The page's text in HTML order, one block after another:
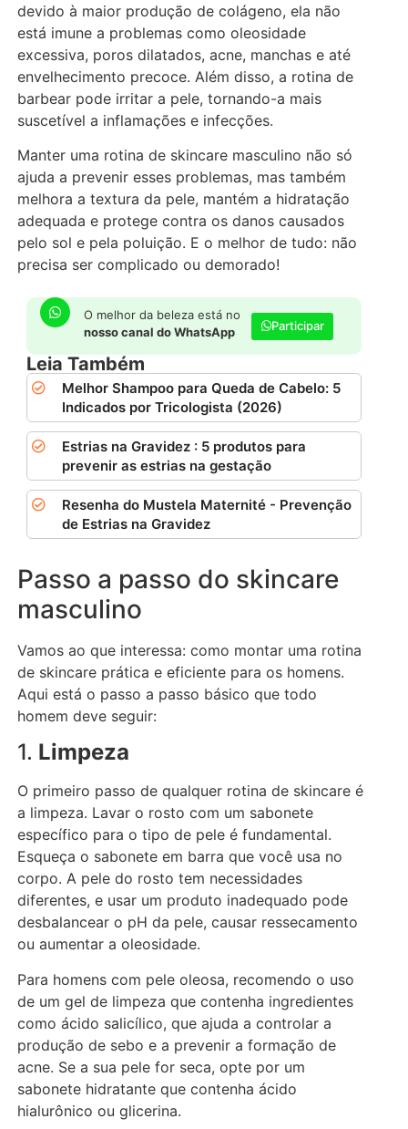
devido à maior produção de colágeno, ela não
está imune a problemas como oleosidade
excessiva, poros dilatados, acne, manchas e até
envelhecimento precoce. Além disso, a rotina de
barbear pode irritar a pele, tornando-a mais
suscetível a inflamações e infecções.
Manter uma rotina de skincare masculino não só
ajuda a prevenir esses problemas, mas também
melhora a textura da pele, mantém a hidratação
adequada e protege contra os danos causados
pelo sol e pela poluição. E o melhor de tudo: não
precisa ser complicado ou demorado!
O melhor da beleza está no
nosso canal do WhatsApp
Participar
Leia Também
Melhor Shampoo para Queda de Cabelo: 5
Indicados por Tricologista (2026)
Estrias na Gravidez : 5 produtos para
prevenir as estrias na gestação
Resenha do Mustela Maternité - Prevenção
de Estrias na Gravidez
Passo a passo do skincare
masculino
Vamos ao que interessa: como montar uma rotina
de skincare prática e eficiente para os homens.
Aqui está o passo a passo básico que todo
homem deve seguir:
1. Limpeza
O primeiro passo de qualquer rotina de skincare é
a limpeza. Lavar o rosto com um sabonete
específico para o tipo de pele é fundamental.
Esqueça o sabonete em barra que você usa no
corpo. A pele do rosto tem necessidades
diferentes, e usar um produto inadequado pode
desbalancear o pH da pele, causar ressecamento
ou aumentar a oleosidade.
Para homens com pele oleosa, recomendo o uso
de um gel de limpeza que contenha ingredientes
como ácido salicílico, que ajuda a controlar a
produção de sebo e a prevenir a formação de
acne. Se a sua pele for seca, opte por um
sabonete hidratante que contenha ácido
hialurônico ou glicerina.